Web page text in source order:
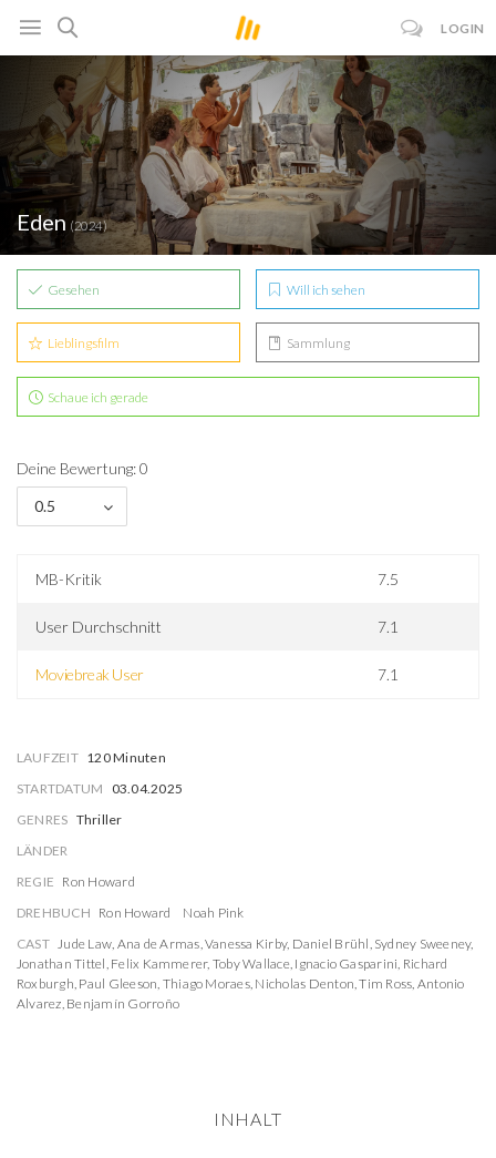
LOGIN
Eden (2024)
Gesehen Will ich sehen
Lieblingsfilm Sammlung
Schaue ich gerade
Deine Bewertung: 0
0.5
MB-Kritik 7.5
User Durchschnitt 7.1
Moviebreak User 7.1
LAUFZEIT 120 Minuten
STARTDATUM
03.04.2025
GENRES Thriller
LÄNDER
REGIE Ron Howard
DREHBUCH Ron Howard
Noah Pink
CAST Jude Law, Ana de Armas,Vanessa Kirby, Daniel Brühl, Sydney Sweeney,
Jonathan Tittel, Felix Kammerer, Toby Wallace, Ignacio Gasparini, Richard
Roxburgh, Paul Gleeson, Thiago Moraes, Nicholas Denton,Tim Ross, Antonio
Alvarez, Benjamín Gorroño
INHALT